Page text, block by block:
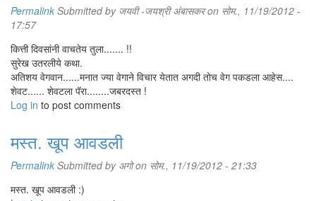
Permalink Submitted by जयवी -जयश्री अंबासकरon सोम., 11/19/2012 -
17:57
कित्ती दिवसांनी वाचतेय तुला....... !!
सुरेख उतरलीये कथा.
अतिशय वेगवान......मनात ज्या वेगाने विचार येतात अगदी तोच वेग पकडला आहेस....
शेवट...... शेवटला पॅरा........जबरदस्त !
Log in to post comments
मस्त. खूप आवडली
Permalink Submitted by अगोon सोम., 11/19/2012 - 21:33
मस्त. खूप आवडली :)